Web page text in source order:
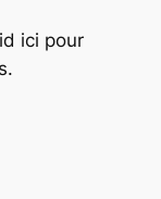
ici pour